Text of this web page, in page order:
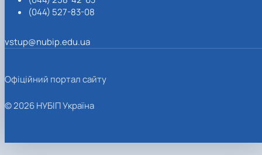
(044) 527-83-08
vstup@nubip.edu.ua
Офіційний портал сайту
© 2026 НУБІП Україна